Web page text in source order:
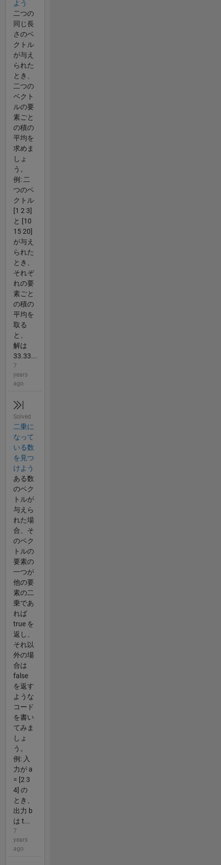
よう
二つの
同じ長
さのベ
クトル
が与え
られた
とき、
二つの
ベクト
ルの要
素ごと
の積の
平均を
求めま
しょ
う。
例: 二
つのベ
クトル
[1 2 3]
と [10
15 20]
が与え
られた
とき、
それぞ
れの要
素ごと
の積の
平均を
取る
と、
解は
33.33...
7
years
ago
Solved
二乗に
なって
いる数
を見つ
けよう
ある数
のベク
トルが
与えら
れた場
合、そ
のベク
トルの
要素の
一つが
他の要
素の二
乗であ
れば
true を
返し、
それ以
外の場
合は
false
を返す
ような
コード
を書い
てみま
しょ
う。
例: 入
力が a
= [2 3
4] の
とき、
出力 b
は t...
7
years
ago